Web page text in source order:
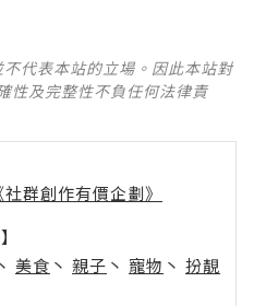
代表本站的立場。因此本站對
性及完整性不負任何法律責
群創作有價企劃》
美食 丶 親子 丶 寵物 丶 扮靚